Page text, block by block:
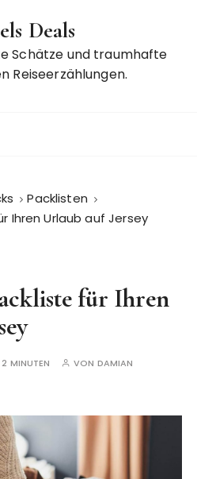
Deals
Schätze und traumhafte
Reiseerzählungen.
Packlisten
Ihren Urlaub auf Jersey
für Ihren
2 MINUTEN VON DAMIAN